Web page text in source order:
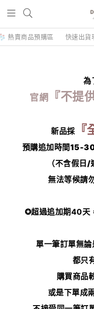
熱賣商品預購區 快速出貨
為
官網 『不提
新品採『
預購追加時間15-
（不含假日
無法等候請
✪超過追加期40天
單一筆訂單無
都只
購買商品
或是下單成